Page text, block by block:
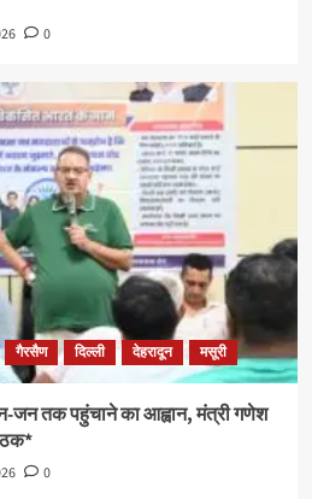
0
गैरसैण दिल्ली देहरादून मसूरी
जन तक पहुंचाने का आह्वान, मंत्री गणेश
0